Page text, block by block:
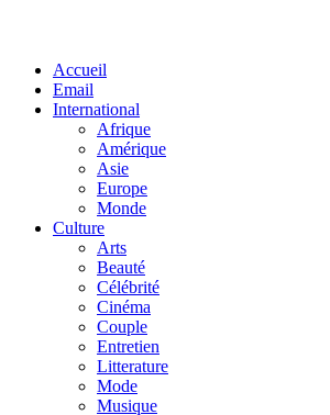
Accueil
Email
International
Afrique
Amérique
Asie
Europe
Monde
Culture
Arts
Beauté
Célébrité
Cinéma
Couple
Entretien
Litterature
Mode
Musique